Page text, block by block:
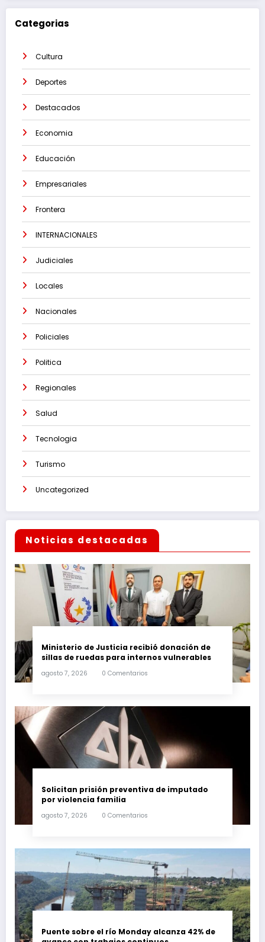
Categorias
Cultura
Deportes
Destacados
Economia
Educación
Empresariales
Frontera
INTERNACIONALES
Judiciales
Locales
Nacionales
Policiales
Politica
Regionales
Salud
Tecnologia
Turismo
Uncategorized
Noticias destacadas
Ministerio de Justicia recibió donación de
sillas de ruedas para internos vulnerables
agosto 7, 2026 0 Comentarios
Solicitan prisión preventiva de imputado
por violencia familia
agosto 7, 2026 0 Comentarios
Puente sobre el río Monday alcanza 42% de